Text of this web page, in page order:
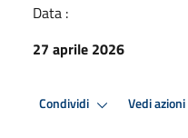
Data :
27 aprile 2026
Condividi Vedi azioni